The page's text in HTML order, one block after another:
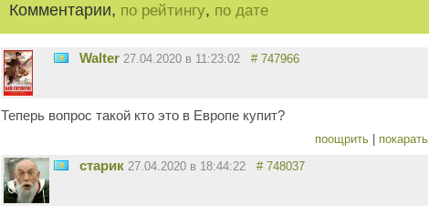
Комментарии, по рейтингу, по дате
Walter 27.04.2020 в 11:23:02 # 747966
Теперь вопрос такой кто это в Европе купит?
поощрить покарать
старик 27.04.2020 в 18:44:22 # 748037